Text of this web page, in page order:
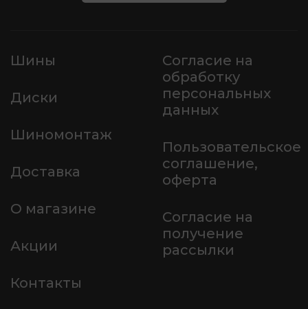
Шины
Диски
Шиномонтаж
Доставка
О магазине
Акции
Контакты
Согласие на
обработку
персональных
данных
Пользовательское
соглашение,
оферта
Согласие на
получение
рассылки